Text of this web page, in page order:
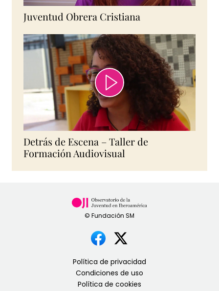
Juventud Obrera Cristiana
Detrás de Escena – Taller de
Formación Audiovisual
Política de privacidad
Condiciones de uso
Política de cookies